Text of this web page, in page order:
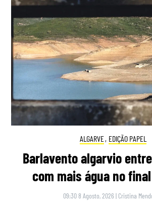
ALGARVE, EDIÇÃO PAPEL
Barlavento algarvio
com mais água no
09:30 8 Agosto, 2026 | Cristina